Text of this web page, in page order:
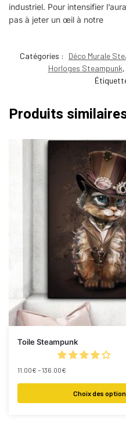
industriel. Pour intensifier
pas à jeter un œil à notre
Catégories : Déco Murale
Horloges Steampunk,
Produits
Toile Steampunk
11.00€ –136.00€
Choix des